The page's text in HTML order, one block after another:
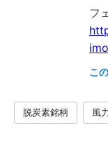
こ
脱炭素銘柄 風